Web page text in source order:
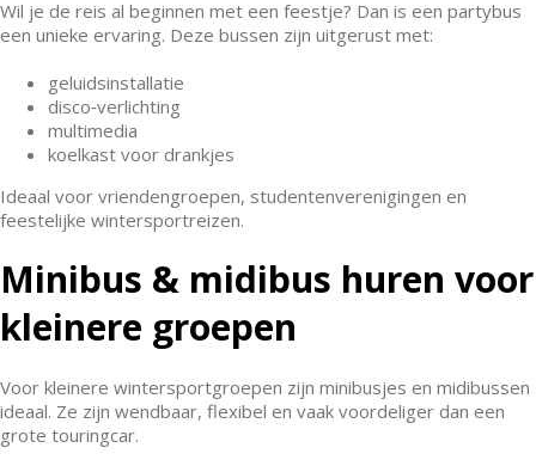
Wil je de reis al beginnen met een feestje? Dan is een partybus
een unieke ervaring. Deze bussen zijn uitgerust met:
geluidsinstallatie
disco‑verlichting
multimedia
koelkast voor drankjes
Ideaal voor vriendengroepen, studentenverenigingen en
feestelijke wintersportreizen.
Minibus & midibus huren voor
kleinere groepen
Voor kleinere wintersportgroepen zijn minibusjes en midibussen
ideaal. Ze zijn wendbaar, flexibel en vaak voordeliger dan een
grote touringcar.